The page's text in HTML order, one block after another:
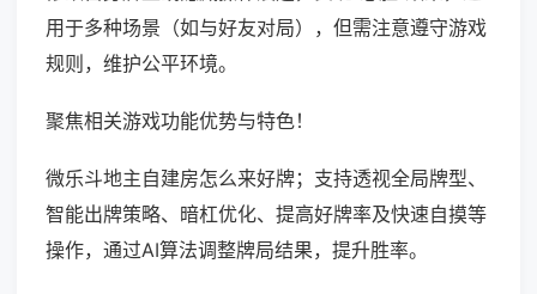
用于多种场景（如与好友对局），但需注意遵守游戏
规则，维护公平环境。
聚焦相关游戏功能优势与特色！
微乐斗地主自建房怎么来好牌；支持透视全局牌型、
智能出牌策略、暗杠优化、提高好牌率及快速自摸等
操作，通过AI算法调整牌局结果，提升胜率。